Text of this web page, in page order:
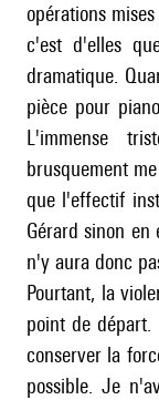
opérations
c'est d'elles
dramatique.
pièce pour
L'immense
brusquement
que l'effectif
Gérard sinon
n'y aura donc
Pourtant, la
point de
conserver la
possible. Je